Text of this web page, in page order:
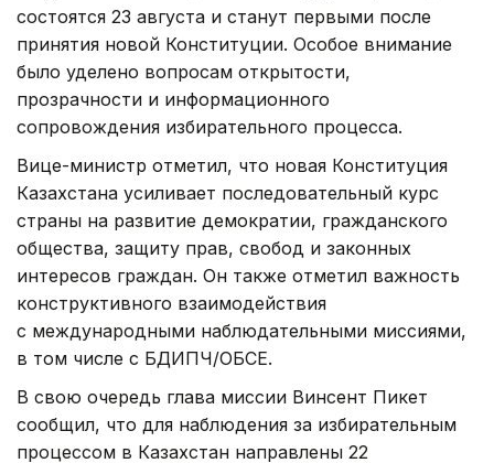
состоятся 23 августа и станут первыми после
принятия новой Конституции. Особое внимание
было уделено вопросам открытости,
прозрачности и информационного
сопровождения избирательного процесса.
Вице-министр отметил, что новая Конституция
Казахстана усиливает последовательный курс
страны на развитие демократии, гражданского
общества, защиту прав, свобод и законных
интересов граждан. Он также отметил важность
конструктивного взаимодействия
с международными наблюдательными миссиями,
в том числе с БДИПЧ/ОБСЕ.
В свою очередь глава миссии Винсент Пикет
сообщил, что для наблюдения за избирательным
процессом в Казахстан направлены 22